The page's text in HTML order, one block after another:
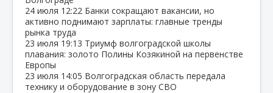
24 июля 12:22 Банки сокращают вакансии, но
активно поднимают зарплаты: главные тренды
рынка труда
23 июля 19:13 Триумф волгоградской школы
плавания: золото Полины Козякиной на первенстве
Европы
23 июля 14:05 Волгоградская область передала
технику и оборудование в зону СВО